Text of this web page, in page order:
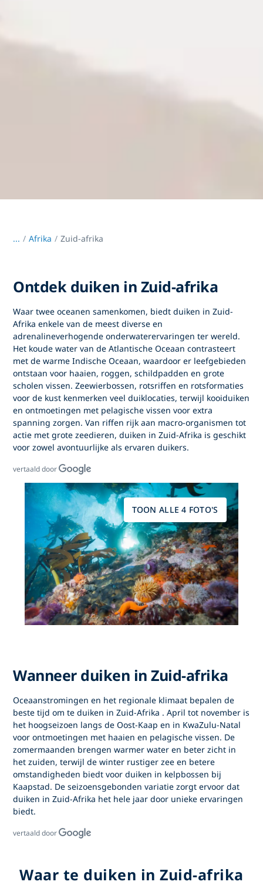
... / Afrika Zuid-afrika
Ontdek duiken in Zuid-afrika
Waar twee oceanen samenkomen, biedtduiken in Zuid-
Afrika enkele van de meest diverse en
adrenalineverhogende onderwaterervaringen ter wereld.
Het koude water van de Atlantische Oceaan contrasteert
met de warme Indische Oceaan, waardoor er leefgebieden
ontstaan voor haaien, roggen, schildpadden en grote
scholen vissen. Zeewierbossen, rotsriffen en rotsformaties
voor de kust kenmerken veel duiklocaties, terwijl kooiduiken
en ontmoetingen met pelagische vissen voor extra
spanning zorgen. Van riffen rijk aan macro-organismen tot
actie met grote zeedieren,duiken in Zuid-Afrika is geschikt
voor zowel avontuurlijke als ervaren duikers.
vertaald door
TOON ALLE 4 FOTO'S
Wanneer duiken in Zuid-afrika
Oceaanstromingen en het regionale klimaat bepalende
beste tijd om te duiken in Zuid-Afrika .April tot november is
het hoogseizoen langs de Oost-Kaap en in KwaZulu-Natal
voor ontmoetingen met haaien en pelagische vissen. De
zomermaanden brengen warmer water en beter zicht in
het zuiden, terwijl de winter rustiger zee en betere
omstandigheden biedt voor duiken in kelpbossen bij
Kaapstad. De seizoensgebonden variatie zorgt ervoor dat
duiken in Zuid-Afrika het hele jaar door unieke ervaringen
biedt.
vertaald door
Waar te duiken in Zuid-afrika